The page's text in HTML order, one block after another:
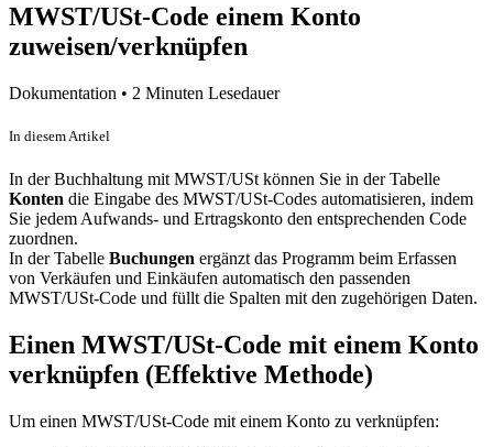
MWST/USt-Code einem Konto
zuweisen/verknüpfen
Dokumentation • 2 Minuten Lesedauer
In diesem Artikel
In der Buchhaltung mit MWST/USt können Sie in der Tabelle
Konten die Eingabe des MWST/USt-Codes automatisieren, indem
Sie jedem Aufwands- und Ertragskonto den entsprechenden Code
zuordnen.
In der Tabelle Buchungen ergänzt das Programm beim Erfassen
von Verkäufen und Einkäufen automatisch den passenden
MWST/USt-Code und füllt die Spalten mit den zugehörigen Daten.
Einen MWST/USt-Code mit einem Konto
verknüpfen (Effektive Methode)
Um einen MWST/USt-Code mit einem Konto zu verknüpfen: